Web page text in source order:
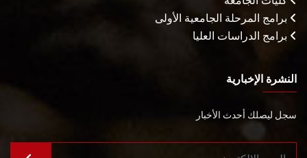
برامج المرحلة الجامعية الأولى
برامج الدراسات العليا
النشرة الإخبارية
سجل ليصلك أحدث الأخبار